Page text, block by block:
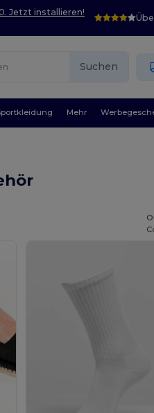
Jetzt installieren!
Suchen
Mehr